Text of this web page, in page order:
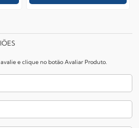
e clique no botão Avaliar Produto.